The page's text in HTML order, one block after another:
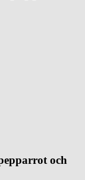
och